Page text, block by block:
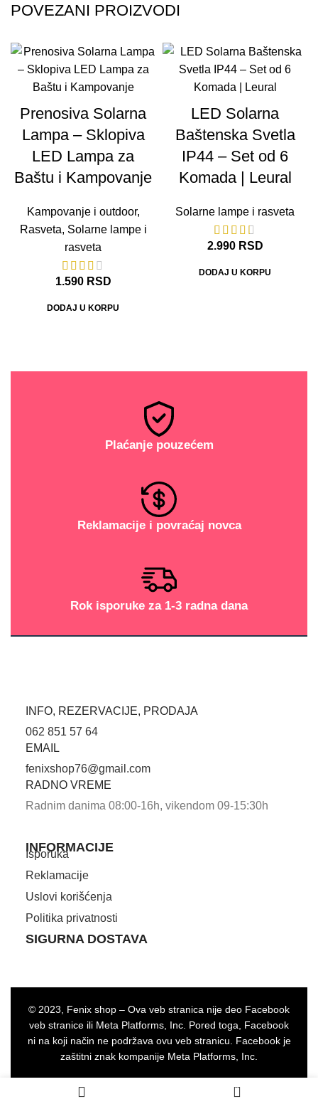
POVEZANI PROIZVODI
Prenosiva Solarna
Lampa – Sklopiva
LED Lampa za
Baštu i Kampovanje
Kampovanje i outdoor,
Rasveta, Solarne lampe i
rasveta
1.590 RSD
DODAJ U KORPU
LED Solarna
Baštenska Svetla
IP44 – Set od 6
Komada | Leural
Solarne lampe i rasveta
2.990 RSD
DODAJ U KORPU
Plaćanje pouzećem
Reklamacije i povraćaj novca
Rok isporuke za 1-3 radna dana
INFO, REZERVACIJE, PRODAJA
062 851 57 64
EMAIL
fenixshop76@gmail.com
RADNO VREME
Radnim danima 08:00-16h, vikendom 09-15:30h
INFORMACIJE
Isporuka
Reklamacije
Uslovi korišćenja
Politika privatnosti
SIGURNA DOSTAVA
© 2023, Fenix shop – Ova veb stranica nije deo Facebook
veb stranice ili Meta Platforms, Inc. Pored toga, Facebook
ni na koji način ne podržava ovu veb stranicu. Facebook je
zaštitni znak kompanije Meta Platforms, Inc.
0